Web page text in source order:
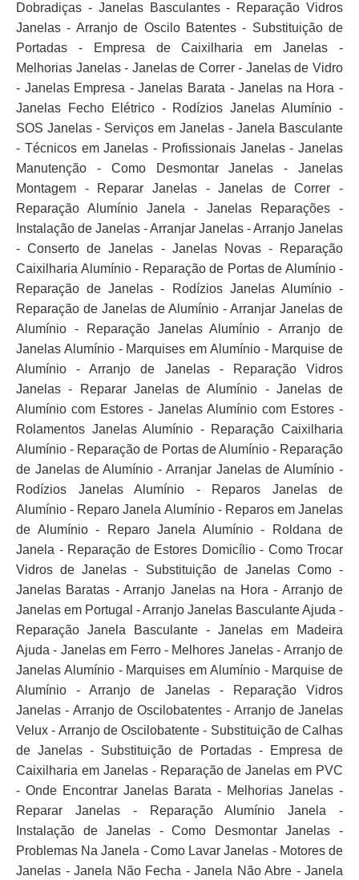
Dobradiças - Janelas Basculantes - Reparação Vidros
Janelas - Arranjo de Oscilo Batentes - Substituição de
Portadas - Empresa de Caixilharia em Janelas -
Melhorias Janelas - Janelas de Correr - Janelas de Vidro
- Janelas Empresa - Janelas Barata - Janelas na Hora -
Janelas Fecho Elétrico - Rodízios Janelas Alumínio -
SOS Janelas - Serviços em Janelas - Janela Basculante
- Técnicos em Janelas - Profissionais Janelas - Janelas
Manutenção - Como Desmontar Janelas - Janelas
Montagem - Reparar Janelas - Janelas de Correr -
Reparação Alumínio Janela - Janelas Reparações -
Instalação de Janelas - Arranjar Janelas - Arranjo Janelas
- Conserto de Janelas - Janelas Novas - Reparação
Caixilharia Alumínio - Reparação de Portas de Alumínio -
Reparação de Janelas - Rodízios Janelas Alumínio -
Reparação de Janelas de Alumínio - Arranjar Janelas de
Alumínio - Reparação Janelas Alumínio - Arranjo de
Janelas Alumínio - Marquises em Alumínio - Marquise de
Alumínio - Arranjo de Janelas - Reparação Vidros
Janelas - Reparar Janelas de Alumínio - Janelas de
Alumínio com Estores - Janelas Alumínio com Estores -
Rolamentos Janelas Alumínio - Reparação Caixilharia
Alumínio - Reparação de Portas de Alumínio - Reparação
de Janelas de Alumínio - Arranjar Janelas de Alumínio -
Rodízios Janelas Alumínio - Reparos Janelas de
Alumínio - Reparo Janela Alumínio - Reparos em Janelas
de Alumínio - Reparo Janela Alumínio - Roldana de
Janela - Reparação de Estores Domicílio - Como Trocar
Vidros de Janelas - Substituição de Janelas Como -
Janelas Baratas - Arranjo Janelas na Hora - Arranjo de
Janelas em Portugal - Arranjo Janelas Basculante Ajuda -
Reparação Janela Basculante - Janelas em Madeira
Ajuda - Janelas em Ferro - Melhores Janelas - Arranjo de
Janelas Alumínio - Marquises em Alumínio - Marquise de
Alumínio - Arranjo de Janelas - Reparação Vidros
Janelas - Arranjo de Oscilobatentes - Arranjo de Janelas
Velux - Arranjo de Oscilobatente - Substituição de Calhas
de Janelas - Substituição de Portadas - Empresa de
Caixilharia em Janelas - Reparação de Janelas em PVC
- Onde Encontrar Janelas Barata - Melhorias Janelas -
Reparar Janelas - Reparação Alumínio Janela -
Instalação de Janelas - Como Desmontar Janelas -
Problemas Na Janela - Como Lavar Janelas - Motores de
Janelas - Janela Não Fecha - Janela Não Abre - Janela